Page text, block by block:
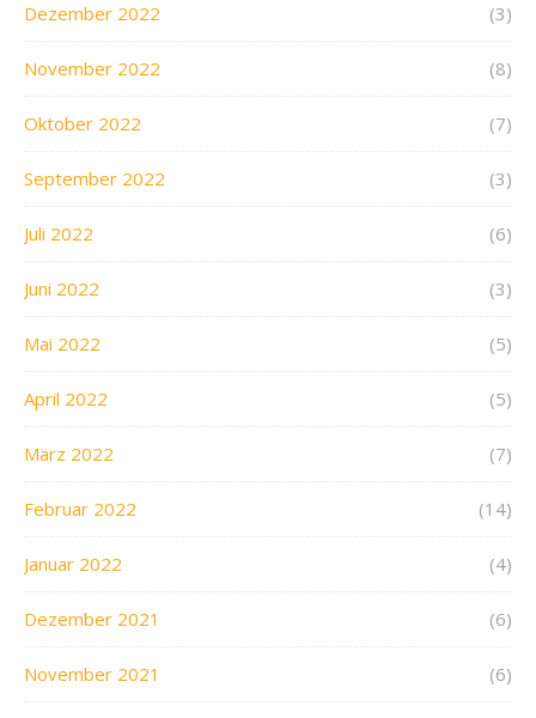
Dezember 2022 (3)
November 2022 (8)
Oktober 2022 (7)
September 2022 (3)
Juli 2022 (6)
Juni 2022 (3)
Mai 2022 (5)
April 2022 (5)
März 2022 (7)
Februar 2022 (14)
Januar 2022 (4)
Dezember 2021 (6)
November 2021 (6)